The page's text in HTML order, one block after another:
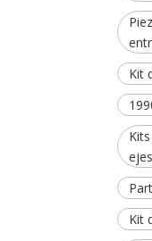
Kit
Kit